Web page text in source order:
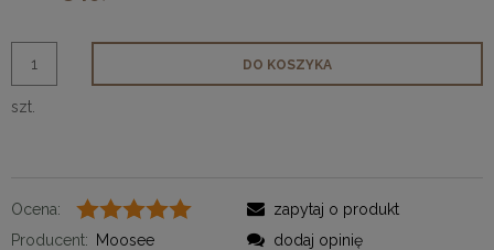
szt.
DO KOSZYKA
Ocena:
Producent:
Moosee
zapytaj o produkt
dodaj opinię